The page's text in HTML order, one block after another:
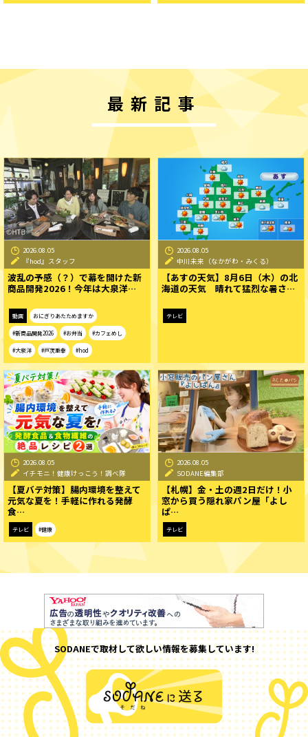
最新記事
2026.08.05
『hod』スタッフ
波乱の予感（？）で幕を開けた新
商品開発2026！今年は大泉洋…
動画 おにぎりあたためますか
#新商品開発2026 #お弁当 #カフェめし
#大泉洋 #戸次重幸 #hod
2026.08.05
中川未来（なかがわ・みくる）
【あすの天気】8月6日（木）の北
海道の天気 晴れて猛烈な暑さ…
テレビ
2026.08.05
イチモニ！健康けっこう！調べ隊
【夏バテ対策】腸内環境を整えて
元気な夏を！手軽に作れる発酵
食…
テレビ #健康
2026.08.05
SODANE編集部
【札幌】金・土の週2日だけ！小
窓から買う隠れ家パン屋「よし
ぱ…
テレビ
SODANEで取材して欲しい情報を募集しています!